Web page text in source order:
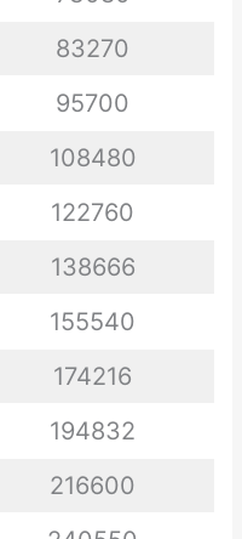
83270
95700
108480
122760
138666
155540
174216
194832
216600